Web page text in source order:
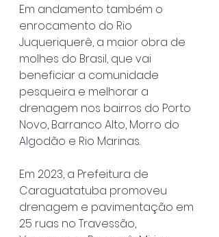
Em andamento também o
enrocamento do Rio
Juqueriquerê, a maior obra de
molhes do Brasil, que vai
beneficiar a comunidade
pesqueira e melhorar a
drenagem nos bairros do Porto
Novo, Barranco Alto, Morro do
Algodão e Rio Marinas.
Em 2023, a Prefeitura de
Caraguatatuba promoveu
drenagem e pavimentação em
25 ruas no Travessão,